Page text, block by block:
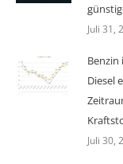
Juli 31,
Benzin
Diesel
Juli 30,